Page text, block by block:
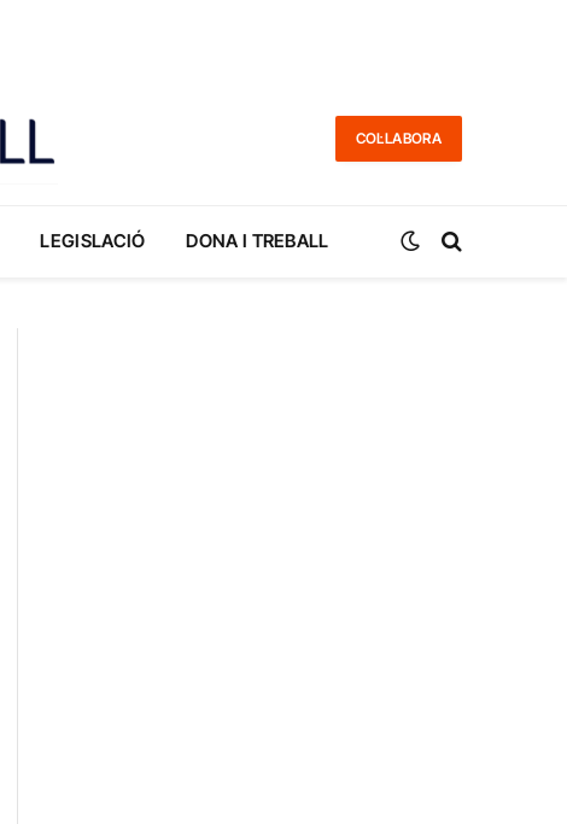
COL·LABORA
LEGISLACIÓ DONA I TREBALL